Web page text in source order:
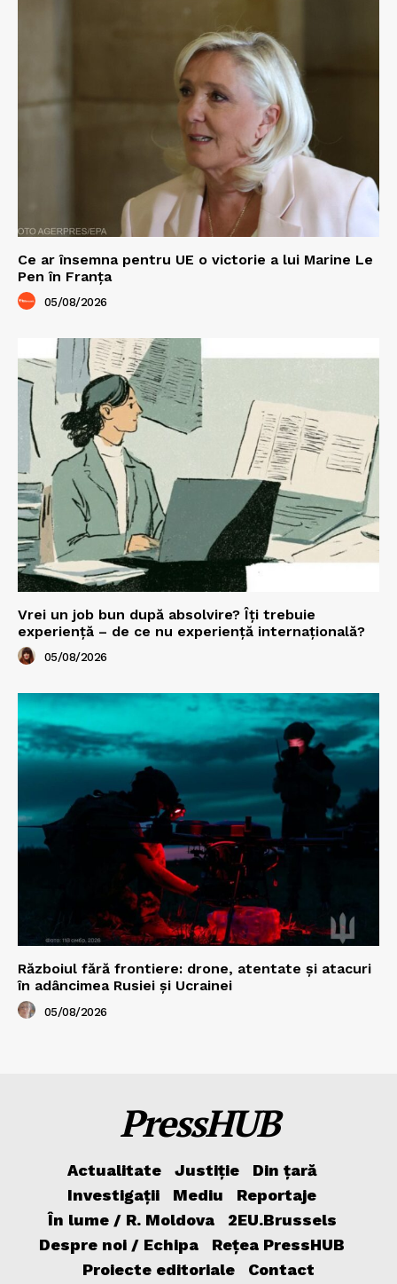
Ce ar însemna pentru UE o victorie a lui Marine Le
Pen în Franța
05/08/2026
Vrei un job bun după absolvire? Îți trebuie
experiență – de ce nu experiență internațională?
05/08/2026
Războiul fără frontiere: drone, atentate și atacuri
în adâncimea Rusiei și Ucrainei
05/08/2026
PressHUB
Actualitate Justiție
Din țară
Investigații
Mediu
Reportaje
În lume / R. Moldova
2EU.Brussels
Despre noi / Echipa
Rețea PressHUB
Proiecte editoriale
Contact